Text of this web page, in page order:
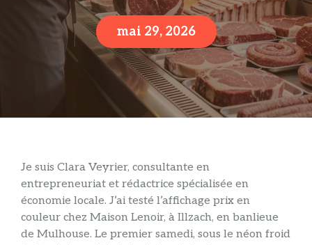
mai 29, 2026
Je suis Clara Veyrier, consultante en
entrepreneuriat et rédactrice spécialisée en
économie locale. J’ai testé l’affichage prix en
couleur chez Maison Lenoir, à Illzach, en banlieue
de Mulhouse. Le premier samedi, sous le néon froid